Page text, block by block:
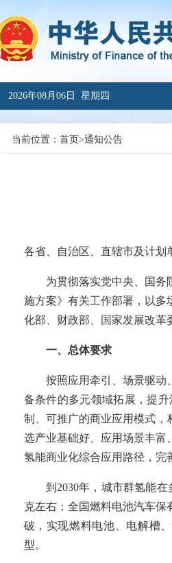
2026年08月06日 星期四
当前位置： 首页>通知公告
各省、自治区、直辖市及计划
为贯彻落实党中央、国务院
施方案》有关工作部署，以多
化部、财政部、国家发展改革
一、总体要求
按照应用牵引、场景驱动、
备条件的多元领域拓展，提
制、可推广的商业应用模式，
选产业基础好、应用场景丰
氢能商业化综合应用路径，完
到2030年，城市群氢能在
克左右；全国燃料电池汽车保
破，实现燃料电池、电解槽
型。